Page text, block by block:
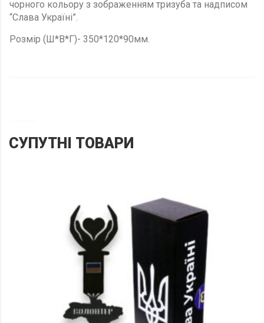
чорного кольору з зображенням тризуба та надписом
“Слава Україні”.
Розмір (Ш*В*Г)- 350*120*90мм.
СУПУТНІ ТОВАРИ